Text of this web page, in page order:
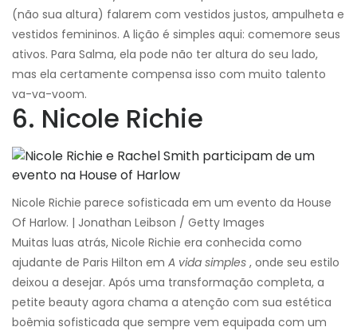
(não sua altura) falarem com vestidos justos, ampulheta e
vestidos femininos. A lição é simples aqui: comemore seus
ativos. Para Salma, ela pode não ter altura do seu lado,
mas ela certamente compensa isso com muito talento
va-va-voom.
6. Nicole Richie
Nicole Richie parece sofisticada em um evento da House
Of Harlow. | Jonathan Leibson / Getty Images
Muitas luas atrás, Nicole Richie era conhecida como
ajudante de Paris Hilton em A vida simples , onde seu estilo
deixou a desejar. Após uma transformação completa, a
petite beauty agora chama a atenção com sua estética
boêmia sofisticada que sempre vem equipada com um